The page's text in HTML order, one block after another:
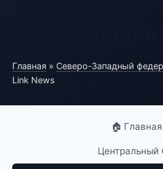
Главная » Северо-Западный
Link News
🏠 Главная